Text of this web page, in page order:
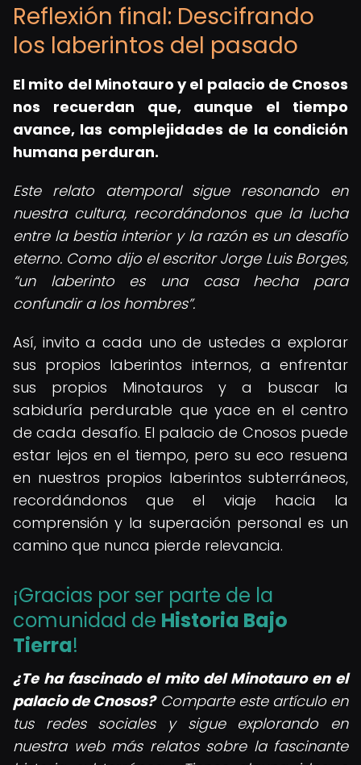
Reflexión final: Descifrando
los laberintos del pasado
El mito del Minotauro y el palacio de Cnosos
nos recuerdan que, aunque el tiempo
avance, las complejidades de la condición
humana perduran.
Este relato atemporal sigue resonando en
nuestra cultura, recordándonos que la lucha
entre la bestia interior y la razón es un desafío
eterno. Como dijo el escritor Jorge Luis Borges,
un laberinto es una casa hecha para
confundir a los hombres .
Así, invito a cada uno de ustedes a explorar
sus propios laberintos internos, a enfrentar
sus propios Minotauros y a buscar la
sabiduría perdurable que yace en el centro
de cada desafío. El palacio de Cnosos puede
estar lejos en el tiempo, pero su eco resuena
en nuestros propios laberintos subterráneos,
recordándonos que el viaje hacia la
comprensión y la superación personal es un
camino que nunca pierde relevancia.
¡Gracias por ser parte de la
comunidad de Historia Bajo
Tierra!
¿Te ha fascinado el mito del Minotauro en el
palacio de Cnosos?Comparte este artículo en
tus redes sociales y sigue explorando en
nuestra web más relatos sobre la fascinante